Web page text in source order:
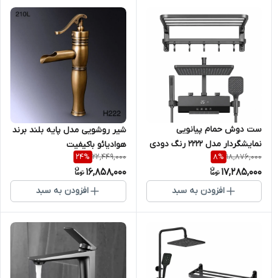
ست دوش حمام پیانویی
نمایشگردار مدل 2222 رنگ دودی
پکیج طلایی )
18,876,000
8%
17,285,000
افزودن به سبد
شیر روشویی مدل پایه بلند برند
هوادیائو باکیفیت
22,449,000
24%
16,858,000
افزودن به سبد